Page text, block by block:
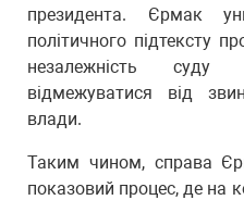
президента. Єрмак
політичного підтексту
незалежність
відмежуватися від
влади.
Таким чином, справа
показовий процес, де на